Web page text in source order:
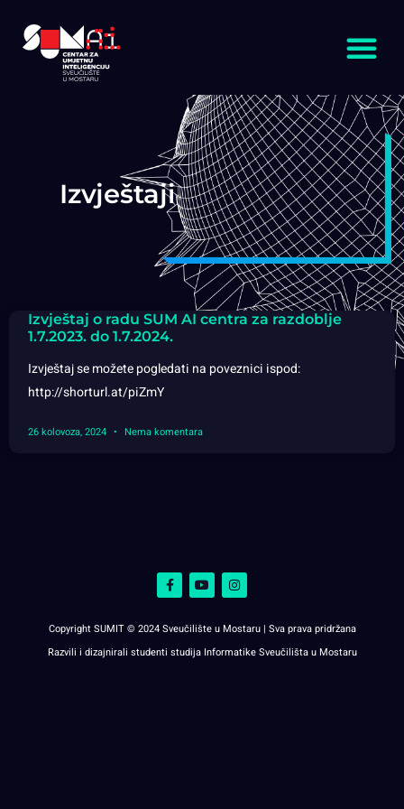
Izvještaji
Izvještaj o radu SUM AI centra za razdoblje
1.7.2023. do 1.7.2024.
Izvještaj se možete pogledati na poveznici ispod:
http://shorturl.at/piZmY
26 kolovoza, 2024 Nema komentara
Copyright SUMIT © 2024 Sveučilište u Mostaru | Sva prava pridržana
Razvili i dizajnirali studenti studija Informatike Sveučilišta u Mostaru